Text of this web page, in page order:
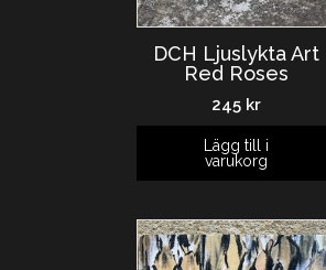
DCH Ljuslykta Art
Red Roses
245 kr
Lägg till i
varukorg